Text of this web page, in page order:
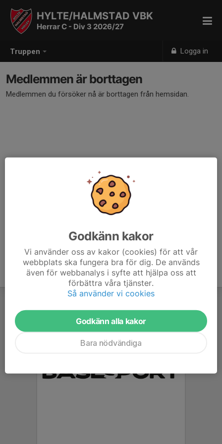
Truppen Logga in
HYLTE/HALMSTAD VBK
Herrar C - Div 3 2026/27
Medlemmen är borttagen
Medlemmen du försöker nå är borttagen från hemsidan.
Godkänn kakor
Vi använder oss av kakor (cookies) för att vår
webbplats ska fungera bra för dig. De används
även för webbanalys i syfte att hjälpa oss att
förbättra våra tjänster.
Så använder vi cookies
Godkänn alla kakor
Bara nödvändiga